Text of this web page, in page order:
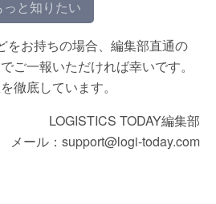
っと知りたい
をお持ちの場合、編集部直通の
ご一報いただければ幸いです。
徹底しています。
LOGISTICS TODAY編集部
メール：support@logi-today.com